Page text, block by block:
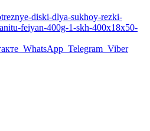
diski-dlya-sukhoy-rezki-
feiyan-400g-1-skh-400x18x50-
WhatsApp Telegram Viber